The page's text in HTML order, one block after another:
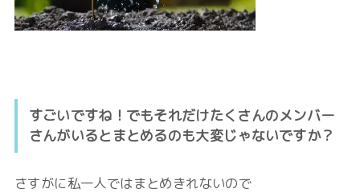
すごいですね！でもそれだけたくさんのメンバー
さんがいるとまとめるのも大変じゃないですか？
さすがに私一人ではまとめきれないので